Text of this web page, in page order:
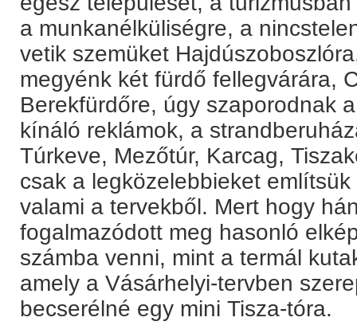
a munkanélküliségre, a
vetik szemüket
megyénk két fürdő fellegvárára,
Berekfürdőre, úgy szaporodnak
kínáló reklámok, a
Túrkeve, Mezőtúr, Karcag,
csak a legközelebbieket
valami a tervekből. Mert hogy
fogalmazódott meg hasonló
számba venni, mint a termál
amely a Vásárhelyi-tervben
becserélné egy mini Tisza-tóra.